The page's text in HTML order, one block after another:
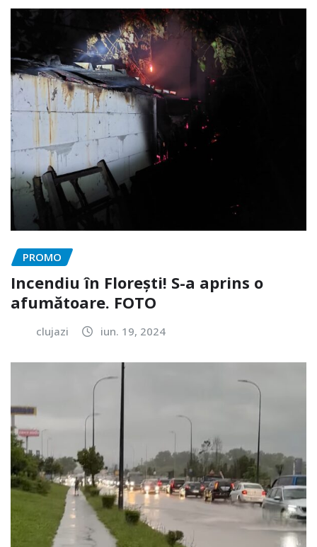
PROMO
Incendiu în Florești! S-a aprins o
afumătoare. FOTO
clujazi iun. 19, 2024